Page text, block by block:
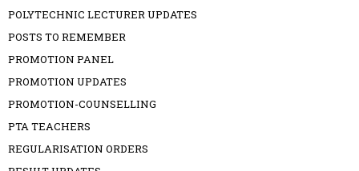
POLYTECHNIC LECTURER UPDATES
POSTS TO REMEMBER
PROMOTION PANEL
PROMOTION UPDATES
PROMOTION-COUNSELLING
PTA TEACHERS
REGULARISATION ORDERS